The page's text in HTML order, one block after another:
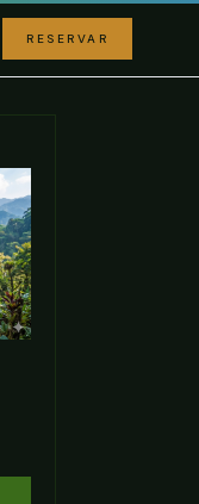
RESERVAR